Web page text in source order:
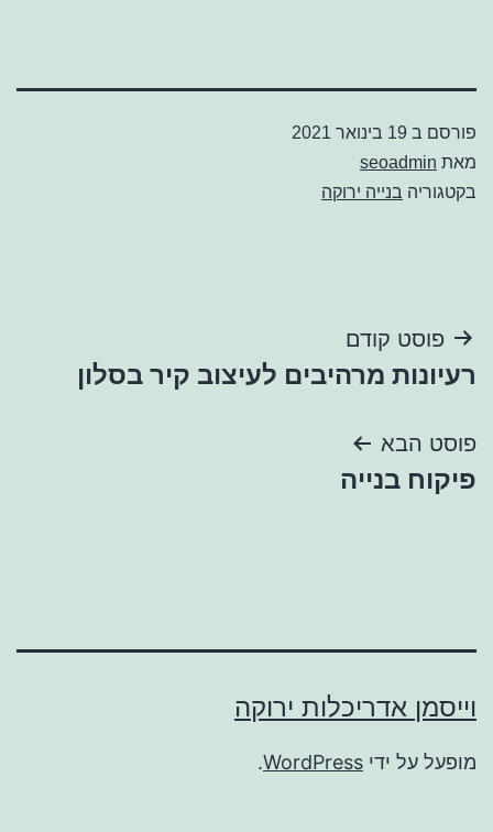
פורסם ב 19 בינואר 2021
מאת seoadmin
בקטגוריה בנייה ירוקה
ניווט
פוסט קודם
רעיונות מרהיבים לעיצוב קיר בסלון
פוסט הבא
פיקוח בנייה
וייסמן אדריכלות ירוקה
מופעל על ידי WordPress
.